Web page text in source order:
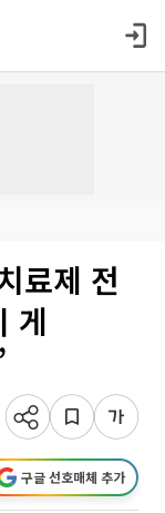
료제 전
게
구글 선호매체 추가